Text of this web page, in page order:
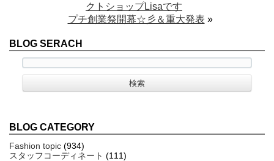
クトショップLisaです
プチ創業祭開幕☆彡＆重大発表 »
BLOG SERACH
BLOG CATEGORY
Fashion topic (934)
スタッフコーディネート (111)